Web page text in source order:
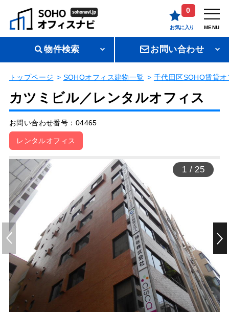
0
お気に入り MENU
物件検索 お問い合わせ
トップページ SOHOオフィス建物一覧 千代田区SOHO賃貸オ
カツミビル／レンタルオフィス
お問い合わせ番号：04465
レンタルオフィス
1 /25